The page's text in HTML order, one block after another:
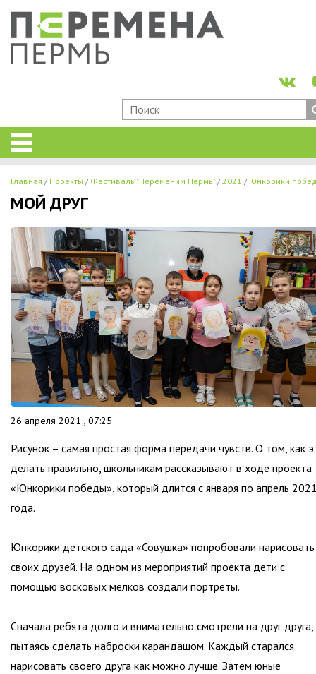
Главная Проекты Фестиваль "Переменим Пермь" 2021 Юнкорики
МОЙ ДРУГ
26 апреля 2021 , 07:25
Рисунок – самая простая форма передачи чувств. О том, как
делать правильно, школьникам рассказывают в ходе проекта
«Юнкорики победы», который длится с января по апрель
года.
Юнкорики детского сада «Совушка» попробовали нарисовать
своих друзей. На одном из мероприятий проекта дети с
помощью восковых мелков создали портреты.
Сначала ребята долго и внимательно смотрели на друг друга,
пытаясь сделать наброски карандашом. Каждый старался
нарисовать своего друга как можно лучше. Затем юные